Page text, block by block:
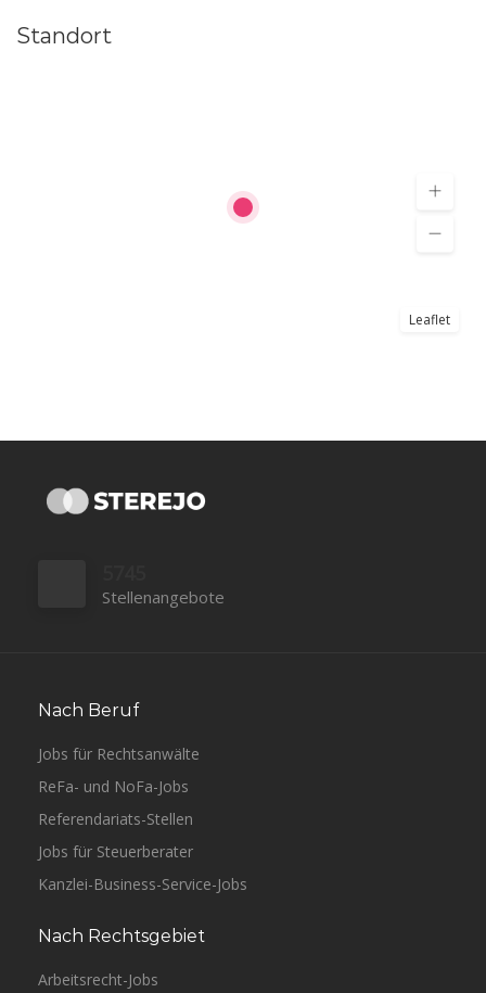
Standort
Leaflet
Stellenangebote
Nach Beruf
Jobs für Rechtsanwälte
ReFa- und NoFa-Jobs
Referendariats-Stellen
Jobs für Steuerberater
Kanzlei-Business-Service-Jobs
Nach Rechtsgebiet
Arbeitsrecht-Jobs